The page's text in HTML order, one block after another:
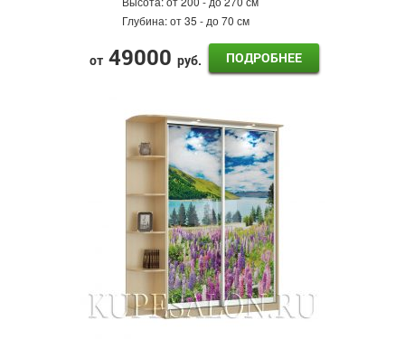
Глубина:от 35 - до 70 см
от 49000 руб. ПОДРОБНЕЕ